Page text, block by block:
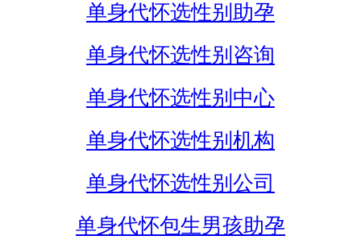
单身代怀选性别助孕
单身代怀选性别咨询
单身代怀选性别中心
单身代怀选性别机构
单身代怀选性别公司
单身代怀包生男孩助孕